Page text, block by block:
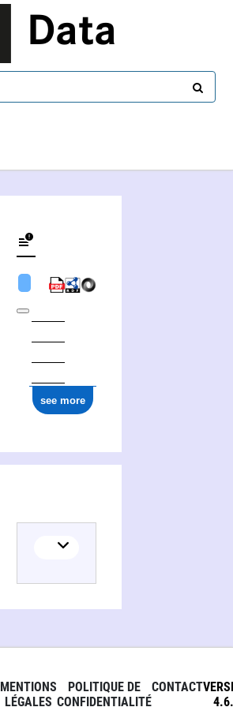
Data
see more
MENTIONS
LÉGALES
POLITIQUE DE
CONFIDENTIALITÉ
CONTACT